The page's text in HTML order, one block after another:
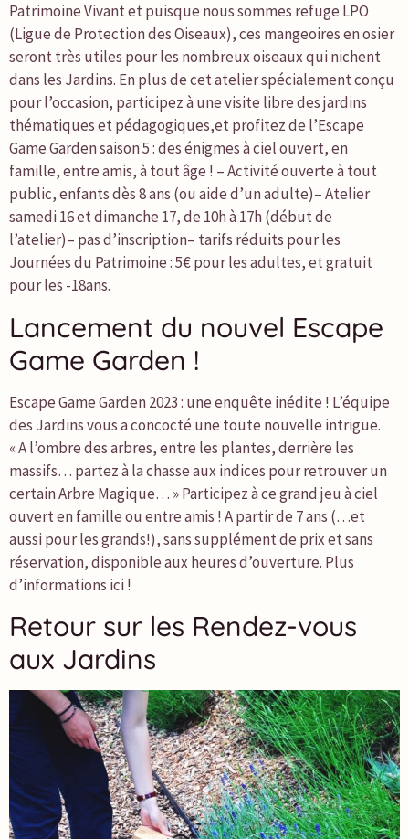
Patrimoine Vivant et puisque nous sommes refuge LPO
(Ligue de Protection des Oiseaux), ces mangeoires en osier
seront très utiles pour les nombreux oiseaux qui nichent
dans les Jardins. En plus de cet atelier spécialement conçu
pour l’occasion, participez à une visite libre des jardins
thématiques et pédagogiques,et profitez de l’Escape
Game Garden saison 5 : des énigmes à ciel ouvert, en
famille, entre amis, à tout âge ! – Activité ouverte à tout
public, enfants dès 8 ans (ou aide d’un adulte)– Atelier
samedi 16 et dimanche 17, de 10h à 17h (début de
l’atelier)– pas d’inscription– tarifs réduits pour les
Journées du Patrimoine : 5€ pour les adultes, et gratuit
pour les -18ans.
Lancement du nouvel Escape
Game Garden !
Escape Game Garden 2023 : une enquête inédite ! L’équipe
des Jardins vous a concocté une toute nouvelle intrigue.
« A l’ombre des arbres, entre les plantes, derrière les
massifs… partez à la chasse aux indices pour retrouver un
certain Arbre Magique… » Participez à ce grand jeu à ciel
ouvert en famille ou entre amis ! A partir de 7 ans (…et
aussi pour les grands!), sans supplément de prix et sans
réservation, disponible aux heures d’ouverture. Plus
d’informations ici !
Retour sur les Rendez-vous
aux Jardins